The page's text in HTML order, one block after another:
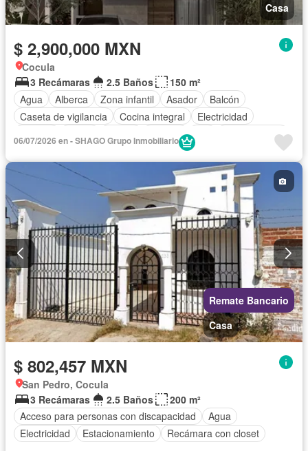
Casa
$ 2,900,000 MXN
Cocula
3 Recámaras
2.5 Baños
150 m²
Agua
Alberca Zona infantil Asador
Balcón
Caseta de vigilancia
Cocina integral
Electricidad
Terraza Zonas verdes
06/07/2026 en - SHAGO Grupo Inmobiliario
Remate Bancario
Casa
$ 802,457 MXN
San Pedro, Cocula
3 Recámaras
2.5 Baños
200 m²
Acceso para personas con discapacidad
Agua
Electricidad
Estacionamiento Recámara con closet